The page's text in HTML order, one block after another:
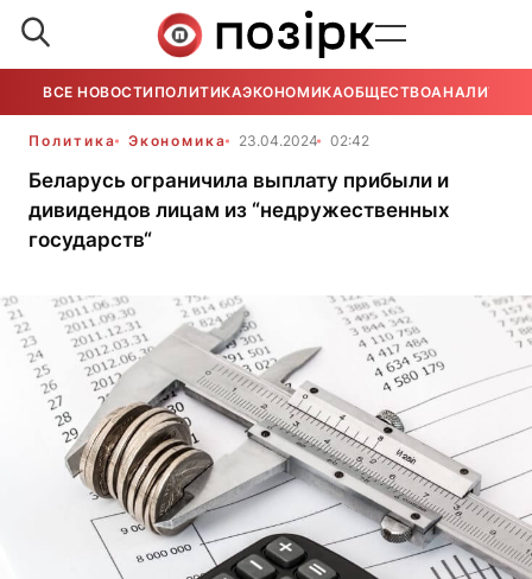
ВСЕ НОВОСТИ ПОЛИТИКАЭКОНОМИКАОБЩЕСТВОАНАЛИТИКА
Политика Экономика 23.04.2024 02:42
Беларусь ограничила выплату прибыли и
дивидендов лицам из “недружественных
государств“